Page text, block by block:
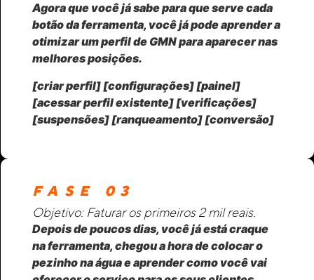
Agora que você já sabe para que serve cada
botão da ferramenta, você já pode aprender a
otimizar um perfil de GMN para aparecer nas
melhores posições.
[criar perfil] [configurações] [painel]
[acessar perfil existente] [verificações]
[suspensões] [ranqueamento] [conversão]
FASE 03
Objetivo: Faturar os primeiros 2 mil reais.
Depois de poucos dias, você já está craque
na ferramenta, chegou a hora de colocar o
pezinho na água e aprender como você vai